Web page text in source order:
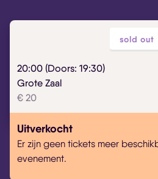
sold out
20:00 (Doors: 19:30)
Grote Zaal
€ 20
Uitverkocht
Er zijn geen tickets meer
evenement.